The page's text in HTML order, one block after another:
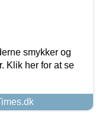
smykker og
Klik her for at se